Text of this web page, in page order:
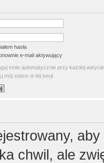
hasła
e-mail aktywujący
mnie automatycznie przy każdej wizycie
mój status w tej sesji
chwil, ale